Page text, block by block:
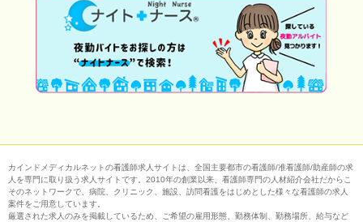
カインドメディカルネットの看護師求人サイトは、全国主要都市の看護師/准看護師/助産師の求
人を専門に取り扱う求人サイトです。2010年の創業以来、看護師専門の人材紹介会社だからこ
そのネットワークで、病院、クリニック、施設、訪問看護をはじめとした様々な看護師の求人
案件をご用意しています。
厳選された求人のみを掲載しているため、ご希望の雇用形態、勤務体制、勤務場所、給与など